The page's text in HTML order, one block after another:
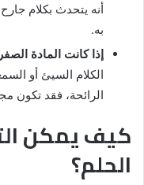
أنه يتحدث بكلام
به.
إذا كانت المادة
الكلام السيئ أو
الرائحة، فقد تكون
كيف يمكن
الحلم؟